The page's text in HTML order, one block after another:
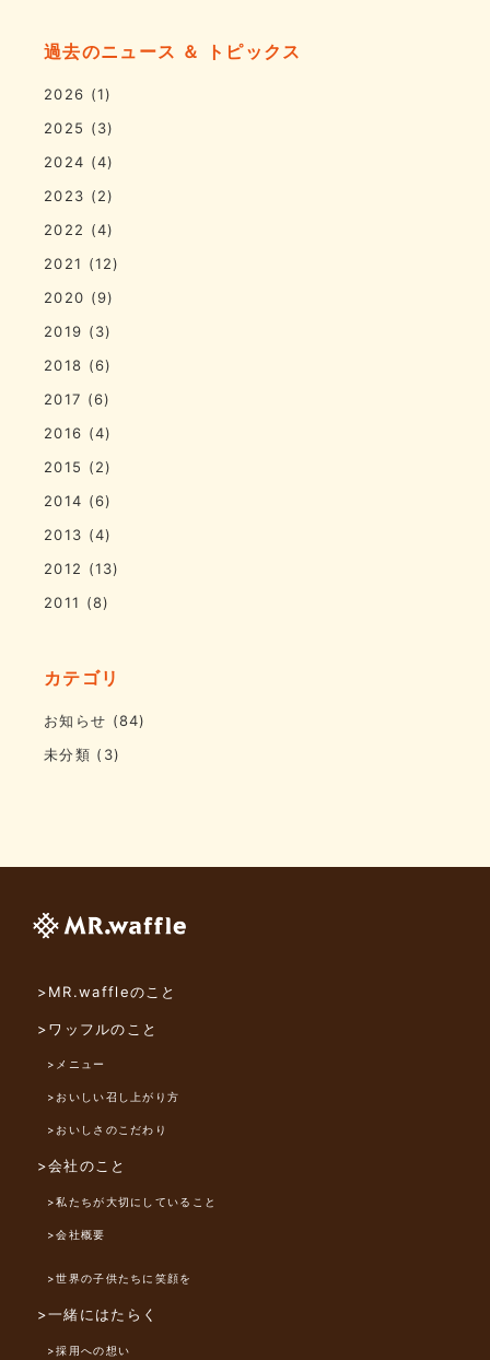
過去のニュース ＆ トピックス
2026 (1)
2025 (3)
2024 (4)
2023 (2)
2022 (4)
2021 (12)
2020 (9)
2019 (3)
2018 (6)
2017 (6)
2016 (4)
2015 (2)
2014 (6)
2013 (4)
2012 (13)
2011 (8)
カテゴリ
お知らせ (84)
未分類 (3)
>MR.waffleのこと
>ワッフルのこと
>メニュー
>おいしい召し上がり方
>おいしさのこだわり
>会社のこと
>私たちが大切にしていること
>会社概要
>世界の子供たちに笑顔を
>一緒にはたらく
>採用への想い